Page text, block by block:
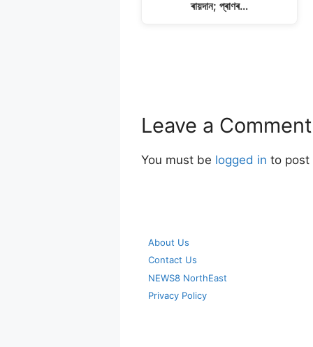
ৰায়দান; প্ৰাণৰ…
Leave a Comment
You must be logged in to post
About Us
Contact Us
NEWS8 NorthEast
Privacy Policy